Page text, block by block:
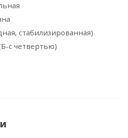
стабилизированная)
с четвертью)